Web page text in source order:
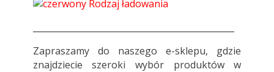
Rodzaj ładowania
Zapraszamy do naszego e-sklepu, gdzie
znajdziecie szeroki wybór produktów w